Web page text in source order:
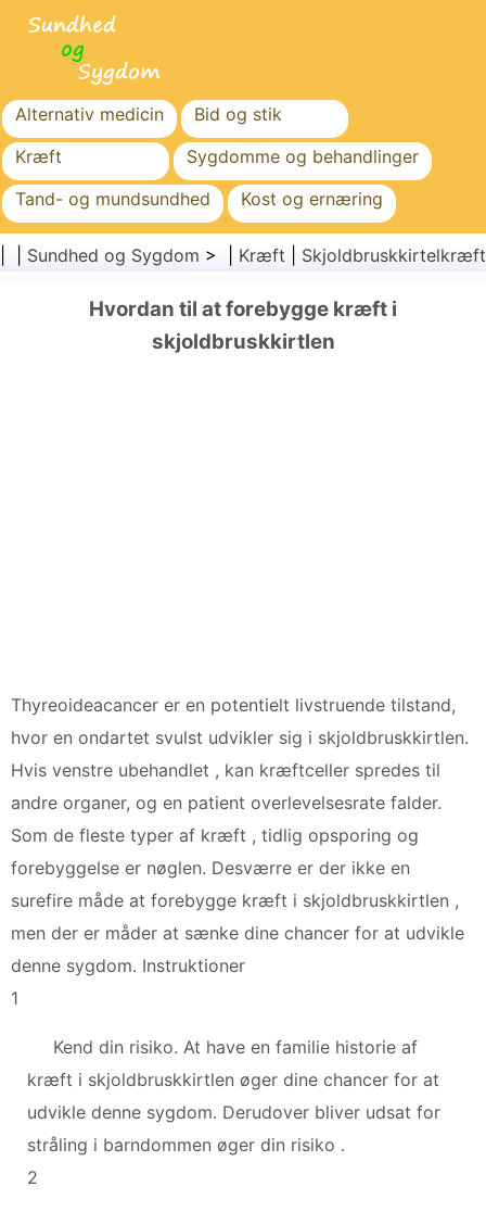
Alternativ medicin
Bid og stik
Kræft
Sygdomme og behandlinger
Tand- og mundsundhed
Kost og ernæring
Familiesundhed
Sundhedssektoren
Sundhed
Sundhed og Sygdom > | Kræft Skjoldbruskkirtelkræft
Hvordan til at forebygge kræft i
skjoldbruskkirtlen
Thyreoideacancer er en potentielt livstruende tilstand,
hvor en ondartet svulst udvikler sig i skjoldbruskkirtlen.
Hvis venstre ubehandlet , kan kræftceller spredes til
andre organer, og en patient overlevelsesrate falder.
Som de fleste typer af kræft , tidlig opsporing og
forebyggelse er nøglen. Desværre er der ikke en
surefire måde at forebygge kræft i skjoldbruskkirtlen ,
men der er måder at sænke dine chancer for at udvikle
denne sygdom. Instruktioner
1
Kend din risiko. At have en familie historie af
kræft i skjoldbruskkirtlen øger dine chancer for at
udvikle denne sygdom. Derudover bliver udsat for
stråling i barndommen øger din risiko .
2